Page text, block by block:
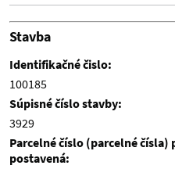
Stavba
Identifikačné čislo:
100185
Súpisné číslo stavby:
3929
Parcelné číslo (parcelné
postavená: